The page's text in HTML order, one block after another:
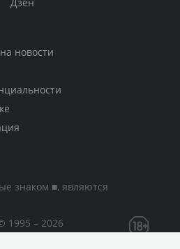
новости
знаком ■, являются
– 2026